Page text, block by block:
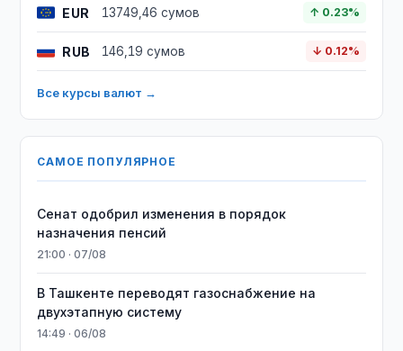
EUR 13749,46 сумов ↑ 0.23%
RUB 146,19 сумов ↓ 0.12%
Все курсы валют →
САМОЕ ПОПУЛЯРНОЕ
Сенат одобрил изменения в порядок
назначения пенсий
21:00 · 07/08
В Ташкенте переводят газоснабжение на
двухэтапную систему
14:49 · 06/08